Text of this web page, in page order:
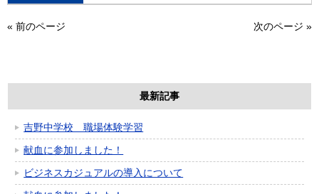
« 前のページ 次のページ »
最新記事
吉野中学校 職場体験学習
献血に参加しました！
ビジネスカジュアルの導入について